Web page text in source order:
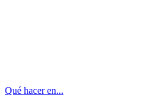
Qué hacer en...